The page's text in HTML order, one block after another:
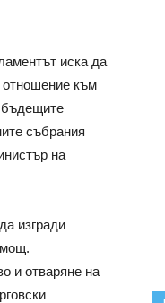
иска да
отношение към
бъдещите
събрания
на
изгради
и отваряне на